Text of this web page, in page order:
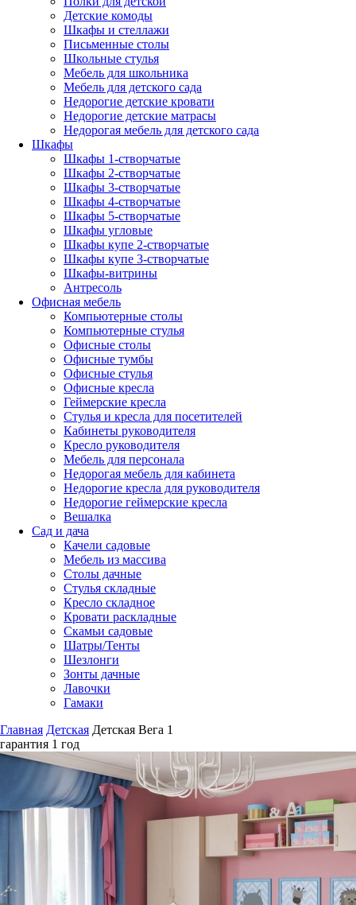
Детские комоды
Шкафы и стеллажи
Письменные столы
Школьные стулья
Мебель для школьника
Мебель для детского сада
Недорогие детские кровати
Недорогие детские матрасы
Недорогая мебель для детского сада
Шкафы
Шкафы 1-створчатые
Шкафы 2-створчатые
Шкафы 3-створчатые
Шкафы 4-створчатые
Шкафы 5-створчатые
Шкафы угловые
Шкафы купе 2-створчатые
Шкафы купе 3-створчатые
Шкафы-витрины
Антресоль
Офисная мебель
Компьютерные столы
Компьютерные стулья
Офисные столы
Офисные тумбы
Офисные стулья
Офисные кресла
Геймерские кресла
Стулья и кресла для посетителей
Кабинеты руководителя
Кресло руководителя
Мебель для персонала
Недорогая мебель для кабинета
Недорогие кресла для руководителя
Недорогие геймерские кресла
Вешалка
Сад и дача
Качели садовые
Мебель из массива
Столы дачные
Стулья складные
Кресло складное
Кровати раскладные
Скамьи садовые
Шатры/Тенты
Шезлонги
Зонты дачные
Лавочки
Гамаки
Главная Детская Детская Вега 1
гарантия 1 год